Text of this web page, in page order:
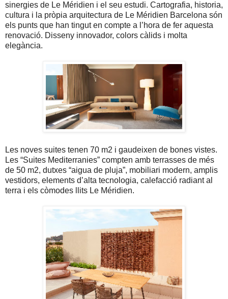
sinergies de Le Méridien i el seu estudi. Cartografia, historia,
cultura i la pròpia arquitectura de Le Méridien Barcelona són
els punts que han tingut en compte a l’hora de fer aquesta
renovació. Disseny innovador, colors càlids i molta
elegància.
Les noves suites tenen 70 m2 i gaudeixen de bones vistes.
Les “Suites Mediterranies” compten amb terrasses de més
de 50 m2, dutxes “aigua de pluja”, mobiliari modern, amplis
vestidors, elements d’alta tecnologia, calefacció radiant al
terra i els còmodes llits Le Méridien.